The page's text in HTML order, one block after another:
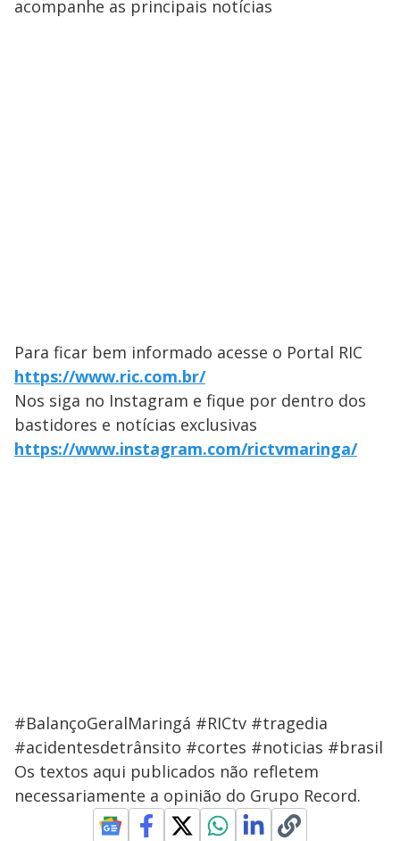
acompanhe as principais notícias
Para ficar bem informado acesse o Portal RIC
https://www.ric.com.br/
Nos siga no Instagram e fique por dentro dos
bastidores e notícias exclusivas
https://www.instagram.com/rictvmaringa/
#BalançoGeralMaringá #RICtv #tragedia
#acidentesdetrânsito #cortes #noticias #brasil
Os textos aqui publicados não refletem
necessariamente a opinião do Grupo Record.